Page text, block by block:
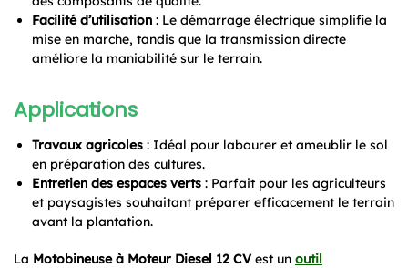
Facilité d’utilisation : Le démarrage électrique simplifie la
mise en marche, tandis que la transmission directe
améliore la maniabilité sur le terrain.
Applications
Travaux agricoles : Idéal pour labourer et ameublir le sol
en préparation des cultures.
Entretien des espaces verts : Parfait pour les agriculteurs
et paysagistes souhaitant préparer efficacement le terrain
avant la plantation.
La Motobineuse à Moteur Diesel 12 CVest un outil